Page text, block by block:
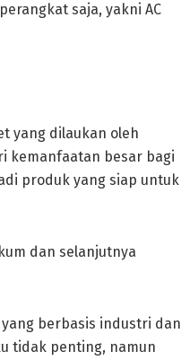
saja, yakni AC
yang dilaukan oleh
kemanfaatan besar bagi
produk yang siap untuk
dan selanjutnya
berbasis industri dan
tidak penting, namun